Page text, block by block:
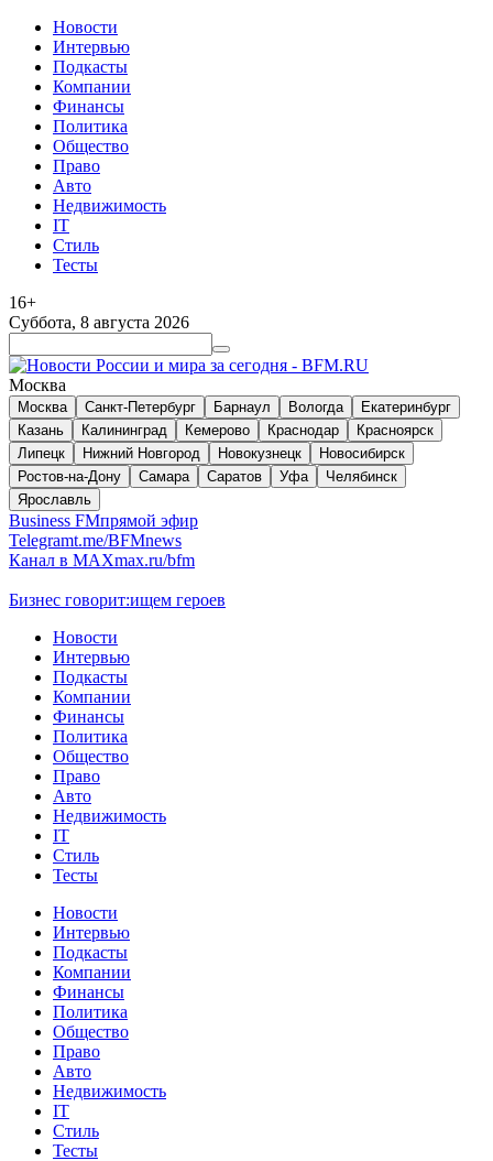
Новости
Интервью
Подкасты
Компании
Финансы
Политика
Общество
Право
Авто
Недвижимость
IT
Стиль
Тесты
16+
Суббота, 8 августа 2026
Москва
Москва Санкт-Петербург Барнаул Вологда
Екатеринбург
Казань
Калининград Кемерово Краснодар
Красноярск
Липецк
Нижний Новгород Новокузнецк
Новосибирск
Ростов-на-Дону
Самара Саратов Уфа
Челябинск
Ярославль
Business FMпрямой эфир
Telegramt.me/BFMnews
Канал в MAXmax.ru/bfm
Бизнес говорит:ищем героев
Новости
Интервью
Подкасты
Компании
Финансы
Политика
Общество
Право
Авто
Недвижимость
IT
Стиль
Тесты
Новости
Интервью
Подкасты
Компании
Финансы
Политика
Общество
Право
Авто
Недвижимость
IT
Стиль
Тесты